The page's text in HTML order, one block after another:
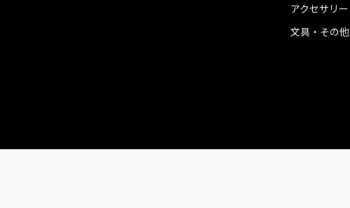
アクセサリー
文具・その他